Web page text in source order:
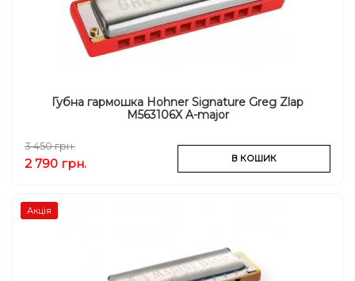
Губна гармошка Hohner Signature Greg Zlap
M563106X A-major
3 450 грн.
2 790 грн. В КОШИК
Акція